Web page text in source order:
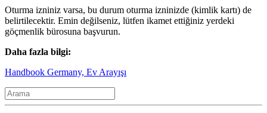
Oturma izniniz varsa, bu durum oturma izninizde (kimlik kartı) de
belirtilecektir. Emin değilseniz, lütfen ikamet ettiğiniz yerdeki
göçmenlik bürosuna başvurun.
Daha fazla bilgi:
Handbook Germany, Ev Arayışı